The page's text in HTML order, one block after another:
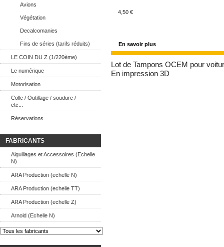
Avions
Végétation
Decalcomanies
Fins de séries (tarifs réduits)
LE COIN DU Z (1/220ème)
Le numérique
Motorisation
Colle / Outillage / soudure /
etc...
Réservations
FABRICANTS
Aiguillages et Accessoires (Echelle
N)
ARA Production (echelle N)
ARA Production (echelle TT)
ARA Production (echelle Z)
Arnold (Echelle N)
4,50 €
En savoir plus
Lot de Tampons OCEM pour
En impression 3D